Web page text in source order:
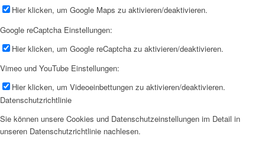
Hier klicken, um Google Maps zu aktivieren/deaktivieren.
Google reCaptcha Einstellungen:
Hier klicken, um Google reCaptcha zu aktivieren/deaktivieren.
Vimeo und YouTube Einstellungen:
Hier klicken, um Videoeinbettungen zu aktivieren/deaktivieren.
Datenschutzrichtlinie
Sie können unsere Cookies und Datenschutzeinstellungen im Detail in
unseren Datenschutzrichtlinie nachlesen.